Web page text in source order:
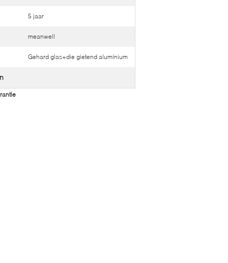
5 jaar
meanwell
Gehard glas+die gietend aluminium